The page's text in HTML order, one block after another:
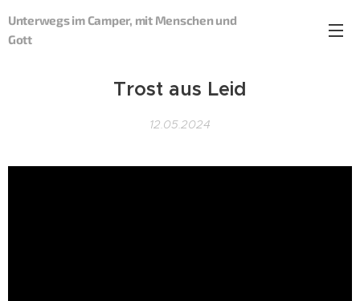
Unterwegs im Camper, mit Menschen und
Gott
Trost aus Leid
12.05.2024